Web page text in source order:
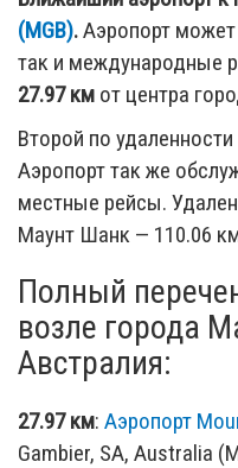
(MGB).Аэропорт
так и международные
27.97 км от центра
Второй по
Аэропорт так же
местные рейсы.
Маунт Шанк — 110.06
Полный
возле города
Австралия:
27.97 км: Аэропорт
Gambier, SA, Australia